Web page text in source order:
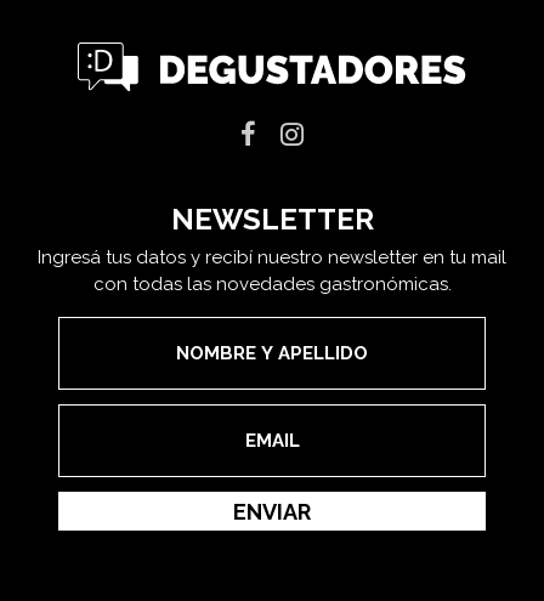
NEWSLETTER
Ingresá tus datos y recibí nuestro newsletter en tu mail
con todas las novedades gastronómicas.
ENVIAR